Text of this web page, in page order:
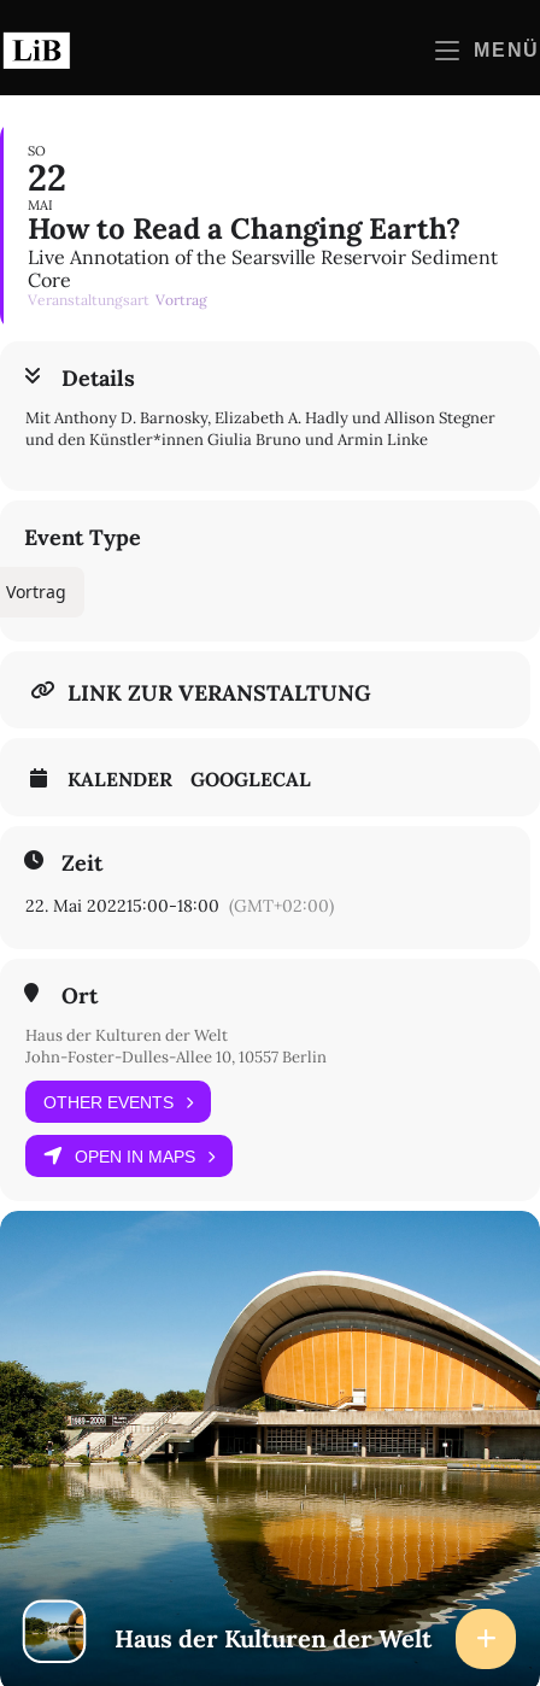
Inhalt
springen
MENÜ
SO
22
MAI
How to Read a Changing Earth?
Live Annotation of the Searsville Reservoir Sediment
Core
Veranstaltungsart Vortrag
Details
Mit Anthony D. Barnosky, Elizabeth A. Hadly und Allison Stegner
und den Künstler*innen Giulia Bruno und Armin Linke
Event Type
Vortrag
LINK ZUR VERANSTALTUNG
KALENDER GOOGLECAL
Zeit
22. Mai 202215:00-18:00 (GMT+02:00)
Ort
Haus der Kulturen der Welt
John-Foster-Dulles-Allee 10, 10557 Berlin
OTHER EVENTS
OPEN IN MAPS
Haus der Kulturen der Welt